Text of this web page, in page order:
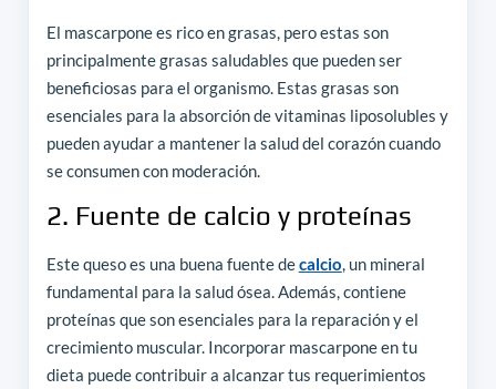
El mascarpone es rico en grasas, pero estas son
principalmente grasas saludables que pueden ser
beneficiosas para el organismo. Estas grasas son
esenciales para la absorción de vitaminas liposolubles y
pueden ayudar a mantener la salud del corazón cuando
se consumen con moderación.
2. Fuente de calcio y proteínas
Este queso es una buena fuente decalcio , un mineral
fundamental para la salud ósea. Además, contiene
proteínas que son esenciales para la reparación y el
crecimiento muscular. Incorporar mascarpone en tu
dieta puede contribuir a alcanzar tus requerimientos